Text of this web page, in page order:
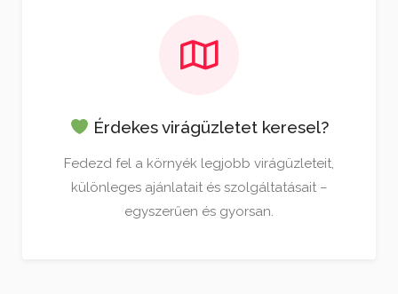
Érdekes virágüzletet keresel?
Fedezd fel a környék legjobb virágüzleteit,
különleges ajánlatait és szolgáltatásait –
egyszerűen és gyorsan.